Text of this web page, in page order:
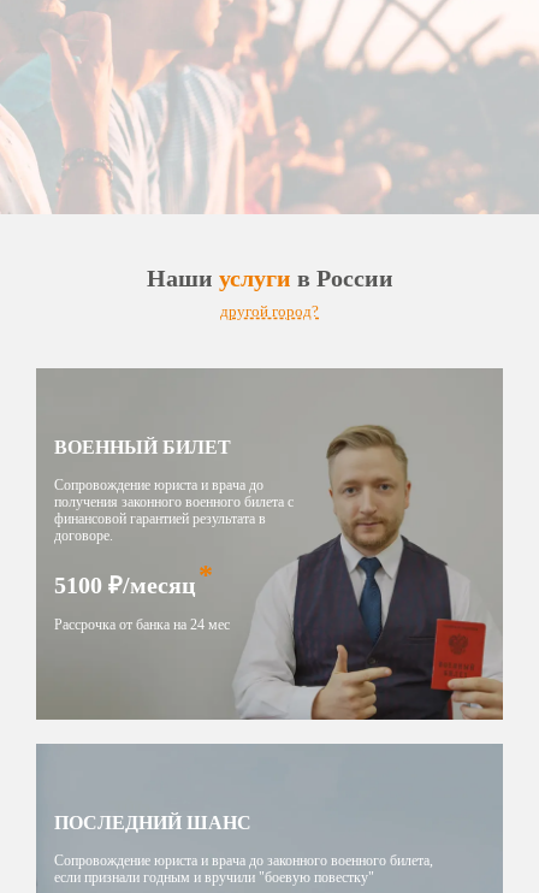
Наши услуги в России
другой город?
ВОЕННЫЙ БИЛЕТ
Сопровождение юриста и врача до
получения законного военного билета с
финансовой гарантией результата в
договоре.
5100 ₽/месяц*
Рассрочка от банка на 24 мес
ПОСЛЕДНИЙ ШАНС
Сопровождение юриста и врача до законного военного билета,
если признали годным и вручили "боевую повестку"